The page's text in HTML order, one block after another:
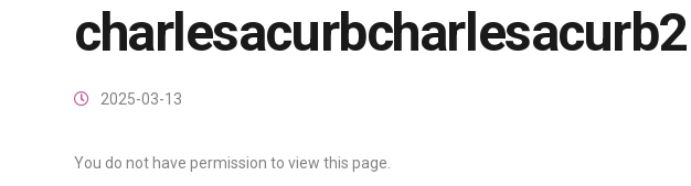
charlesacurbcharlesacurb2
2025-03-13
You do not have permission to view this page.